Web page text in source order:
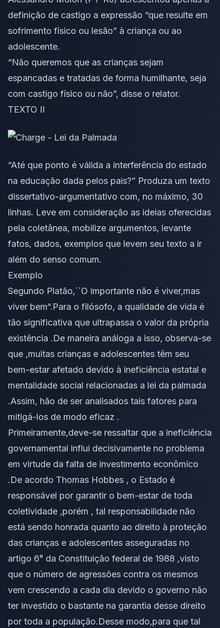
definição de castigo a expressão “que resulte em
sofrimento físico ou lesão” à criança ou ao
adolescente.
“Não queremos que as crianças sejam
espancadas e tratadas de forma humilhante, seja
com castigo físico ou não”, disse o relator.
TEXTO II
“Até que ponto é válida a interferência do estado
na educação dada pelos pais?” Produza um texto
dissertativo-argumentativo com, no máximo, 30
linhas. Leve em consideração as ideias oferecidas
pela coletânea, mobilize argumentos, levante
fatos, dados, exemplos que levem seu texto a ir
além do senso comum.
Exemplo
Segundo Platão,´´O importante não é viver,mas
viver bem“.Para o filósofo, a qualidade de vida é
tão significativa que ultrapassa o valor da própria
existência .De maneira análoga a isso, observa-se
que ,muitas crianças e adolescentes têm seu
bem-estar afetado devido à ineficiência estatal e
mentalidade social relacionadas a lei da palmada
.Assim, hão de ser analisados tais fatores para
mitigá-los de modo eficaz .
Primeiramente,deve-se ressaltar que a ineficiência
governamental influi decisivamente no problema
em virtude da falta de investimento econômico
.De acordo Thomas Hobbes , o Estado é
responsável por garantir o bem-estar de toda
coletividade ,porém , tal responsabilidade não
está sendo honrada quanto ao direito à proteção
das crianças e adolescentes asseguradas no
artigo 6° da Constituição federal de 1988 ,visto
que o número de agressões contra os mesmos
vem crescendo a cada dia devido o governo não
ter investido o bastante na garantia desse direito
por toda a população.Desse modo,para que tal